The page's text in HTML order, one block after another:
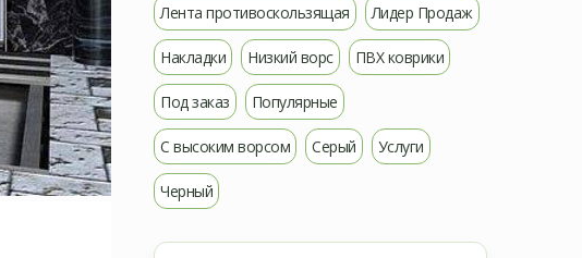
Лента противоскользящая Лидер Продаж
Накладки Низкий ворс ПВХ коврики
Под заказ Популярные
С высоким ворсом Серый Услуги
Черный